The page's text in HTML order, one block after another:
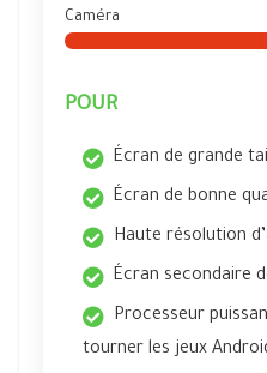
Caméra
POUR
Écran de grande
Écran de bonne
Haute résolution
Écran secondaire
Processeur
tourner les jeux